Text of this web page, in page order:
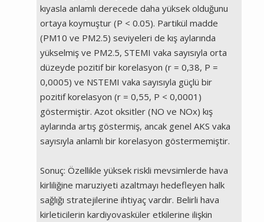
kıyasla anlamlı derecede daha yüksek olduğunu
ortaya koymuştur (P < 0.05). Partikül madde
(PM10 ve PM2.5) seviyeleri de kış aylarında
yükselmiş ve PM2.5, STEMI vaka sayısıyla orta
düzeyde pozitif bir korelasyon (r = 0,38, P =
0,0005) ve NSTEMI vaka sayısıyla güçlü bir
pozitif korelasyon (r = 0,55, P < 0,0001)
göstermiştir. Azot oksitler (NO ve NOx) kış
aylarında artış göstermiş, ancak genel AKS vaka
sayısıyla anlamlı bir korelasyon göstermemiştir.
Sonuç: Özellikle yüksek riskli mevsimlerde hava
kirliliğine maruziyeti azaltmayı hedefleyen halk
sağlığı stratejilerine ihtiyaç vardır. Belirli hava
kirleticilerin kardiyovasküler etkilerine ilişkin